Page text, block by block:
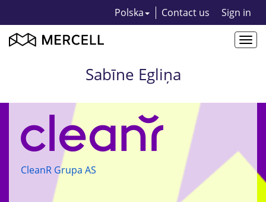
Polska Contact us Sign in
Sabīne Egliņa
CleanR Grupa AS